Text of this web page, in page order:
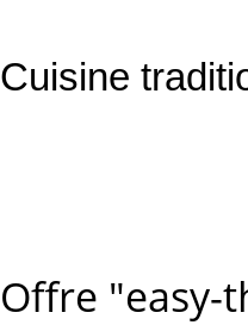
Cuisine
Offre "easy-